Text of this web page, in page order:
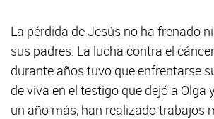
La pérdida de Jesús no ha frenado
sus padres. La lucha contra el
durante años tuvo que enfrentarse
de viva en el testigo que dejó a Olga
un año más, han realizado trabajos